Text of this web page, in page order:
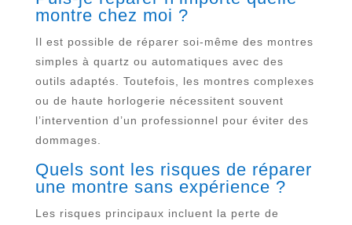
montre chez moi ?
Il est possible de réparer soi-même des montres
simples à quartz ou automatiques avec des
outils adaptés. Toutefois, les montres complexes
ou de haute horlogerie nécessitent souvent
l’intervention d’un professionnel pour éviter des
dommages.
Quels sont les risques de réparer
une montre sans expérience ?
Les risques principaux incluent la perte de